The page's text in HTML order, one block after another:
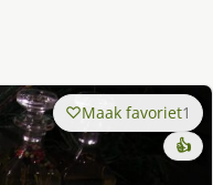
Maak favoriet1
👍